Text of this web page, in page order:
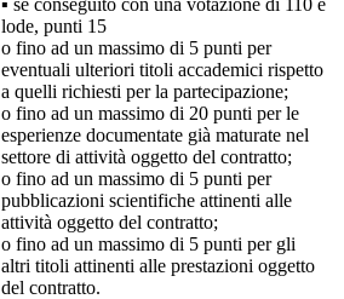
lode, punti 15
o fino ad un massimo di 5 punti per
eventuali ulteriori titoli accademici rispetto
a quelli richiesti per la partecipazione;
o fino ad un massimo di 20 punti per le
esperienze documentate già maturate nel
settore di attività oggetto del contratto;
o fino ad un massimo di 5 punti per
pubblicazioni scientifiche attinenti alle
attività oggetto del contratto;
o fino ad un massimo di 5 punti per gli
altri titoli attinenti alle prestazioni oggetto
del contratto.